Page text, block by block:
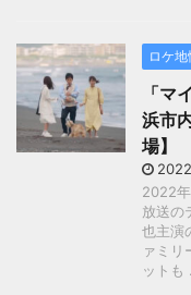
ロケ地
「マ
浜市
場】
2022
放送の
也主演
ァミリ
ットも